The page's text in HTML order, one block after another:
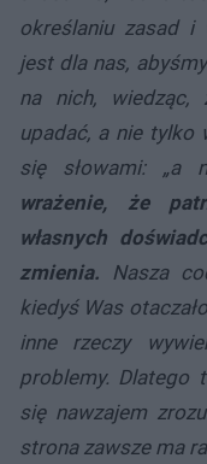
określaniu zasad i
jest dla nas,
na nich, wiedząc,
upadać, a nie tylko
się słowami: „a
wrażenie, że
własnych
zmienia. Nasza
kiedyś Was
inne rzeczy
problemy. Dlatego
się nawzajem
strona zawsze ma